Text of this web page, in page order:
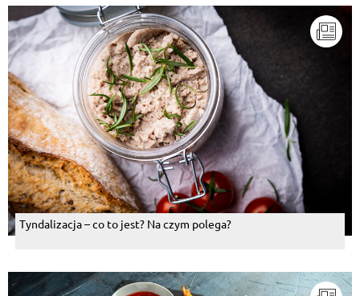
Tyndalizacja – co to jest? Na czym polega?